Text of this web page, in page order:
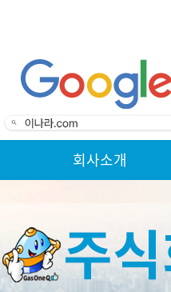
회사소개